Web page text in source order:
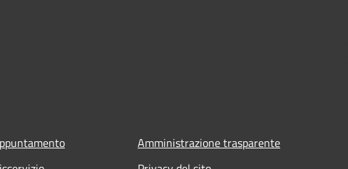
Amministrazione trasparente